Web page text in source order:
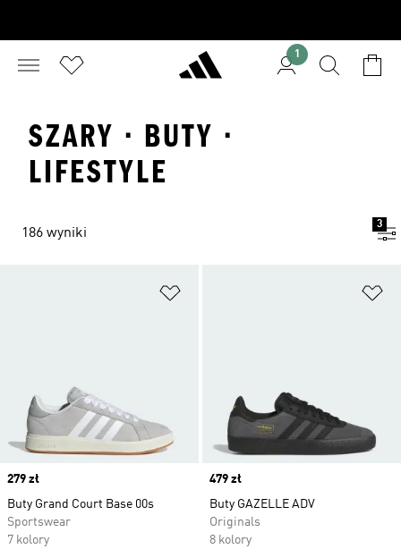
1
SZARY · BUTY ·
LIFESTYLE
186 wyniki
3
Price
279 zł
Buty Grand Court Base 00s
Sportswear
7 kolory
Price
479 zł
Buty GAZELLE ADV
Originals
8 kolory